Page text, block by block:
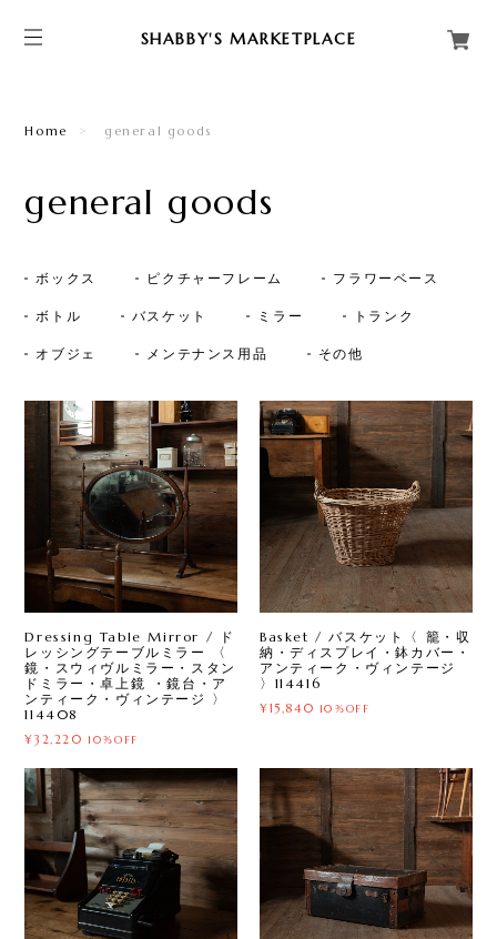
SHABBY'S MARKETPLACE
Home general goods
general goods
ボックス ピクチャーフレーム フラワーベース
ボトル バスケット ミラー トランク
オブジェ メンテナンス用品 その他
Dressing Table Mirror / ド
レッシングテーブルミラー 〈
鏡・スウィヴルミラー・スタン
ドミラー・卓上鏡 ・鏡台・ア
ンティーク・ヴィンテージ 〉
114408
¥32,220 10%OFF
Basket / バスケット〈 籠・収
納・ディスプレイ・鉢カバー・
アンティーク・ヴィンテージ
〉114416
¥15,840 10%OFF